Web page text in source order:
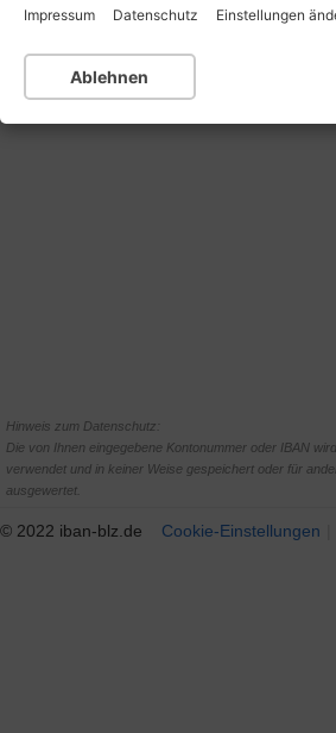
69362032
Hinweis zum Datenschutz:
Die von Ihnen eingegebene Kontonummer oder IBAN
verwendet und in keiner Weise gespeichert oder für
ausgewertet.
© 2022 iban-blz.de Cookie-Einstellungen
Impressum Datenschutz Einstellungen
Ablehnen